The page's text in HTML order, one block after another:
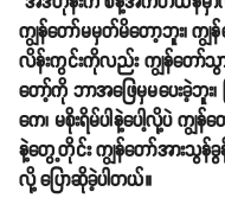
ကျွန်တော်မမှတ်မိတော့ဘူး၊
လိန်းကွင်းကိုလည်း ကျွန်တော်သွ
တော့်ကို ဘာအဖြေမှမပေးခဲ့ဘူ
ကေ၊ မစိုးရိမ်ပါနဲ့ပေါ့လို့ပဲ က
နဲ့တွေ့တိုင်း ကျွန်တော်အားသွ
လို့ ပြောဆိုခဲ့ပါတယ်။